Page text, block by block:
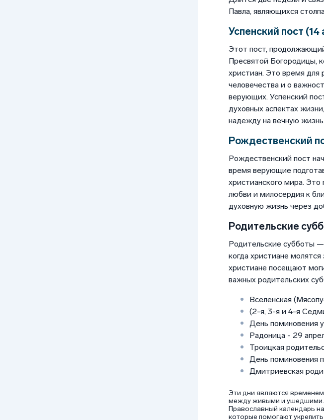
Павла, являющихся
Успенский пост (14
Этот пост,
Пресвятой Богородицы,
христиан. Это время для
человечества и о
верующих. Успенский
духовных аспектах
надежду на вечную жизнь.
Рождественский
Рождественский пост
время верующие
христианского мира.
любви и милосердия к
духовную жизнь через
Родительские
Родительские субботы
когда христиане
христиане посещают
важных родительских
Вселенская
(2-я, 3-я и 4-я
День поминовения
Радоница - 29
Троицкая
День поминовения
Дмитриевская
Эти дни являются
между живыми и ушедшими.
Православный календарь
которые помогают